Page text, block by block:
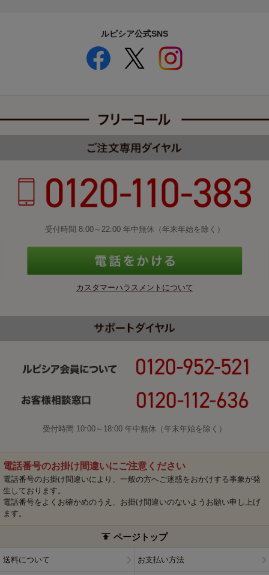
ルピシア公式SNS
受付時間 8:00～22:00 年中無休（年末年始を除く）
カスタマーハラスメントについて
受付時間 10:00～18:00 年中無休（年末年始を除く）
電話番号のお掛け間違いにご注意ください
電話番号のお掛け間違いにより、一般の方へご迷惑をおかけする事象が発
生しております。
電話番号をよくお確かめのうえ、お掛け間違いのないようお願い申し上げ
ます。
ページトップ
送料について お支払い方法